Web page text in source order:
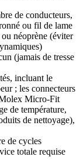
de conducteurs,
ou fil de lame
néoprène (éviter
(jamais de tresse
incluant le
; les connecteurs
Micro-Fit
de température,
de nettoyage),
de cycles
totale requise